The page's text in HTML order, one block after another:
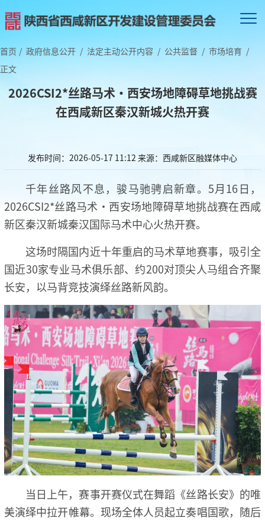
首页 / 政府信息公开 / 法定主动公开内容 / 公共监督 / 市场培育 /
正文
2026CSI2*丝路马术·西安场地障碍草地挑战赛
在西咸新区秦汉新城火热开赛
发布时间：2026-05-17 11:12 来源：西咸新区融媒体中心
千年丝路风不息，骏马驰骋启新章。5月16日，
2026CSI2*丝路马术·西安场地障碍草地挑战赛在西咸
新区秦汉新城秦汉国际马术中心火热开赛。
这场时隔国内近十年重启的马术草地赛事，吸引全
国近30家专业马术俱乐部、约200对顶尖人马组合齐聚
长安，以马背竞技演绎丝路新风韵。
当日上午，赛事开赛仪式在舞蹈《丝路长安》的唯
美演绎中拉开帷幕。现场全体人员起立奏唱国歌，随后